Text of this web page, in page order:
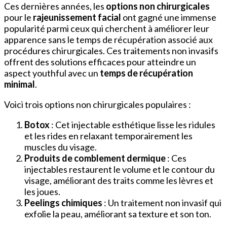
Ces dernières années, les options non chirurgicales
pour le rajeunissement facial ont gagné une immense
popularité parmi ceux qui cherchent à améliorer leur
apparence sans le temps de récupération associé aux
procédures chirurgicales. Ces traitements non invasifs
offrent des solutions efficaces pour atteindre un
aspect youthful avec un temps de récupération
minimal.
Voici trois options non chirurgicales populaires :
Botox: Cet injectable esthétique lisse les ridules
et les rides en relaxant temporairement les
muscles du visage.
Produits de comblement dermique: Ces
injectables restaurent le volume et le contour du
visage, améliorant des traits comme les lèvres et
les joues.
Peelings chimiques : Un traitement non invasif qui
exfolie la peau, améliorant sa texture et son ton.